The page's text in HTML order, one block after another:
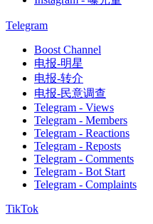
Telegram
Boost Channel
电报-明星
电报-转介
电报-民意调查
Telegram - Views
Telegram - Members
Telegram - Reactions
Telegram - Reposts
Telegram - Comments
Telegram - Bot Start
Telegram - Complaints
TikTok